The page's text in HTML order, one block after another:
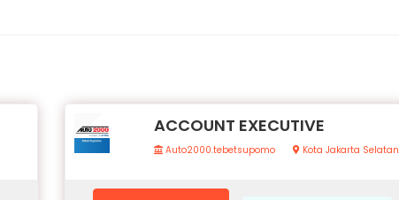
ACCOUNT EXECUTIVE
Auto2000.tebetsupomo Kota Jakarta Selatan